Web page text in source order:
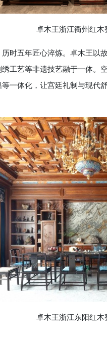
卓木王浙江衢州红木
五年匠心淬炼。卓木王以
工艺等非遗技艺融于一体。
一体化，让宫廷礼制与现代
卓木王浙江东阳红木